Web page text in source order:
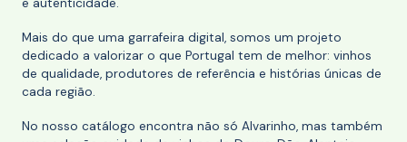
Mais do que uma garrafeira digital, somos um projeto
dedicado a valorizar o que Portugal tem de melhor: vinhos
de qualidade, produtores de referência e histórias únicas de
cada região.
No nosso catálogo encontra não só Alvarinho, mas também